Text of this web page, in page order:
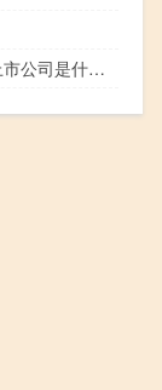
建筑业a股上市公司（a股上市公司是什么意思）